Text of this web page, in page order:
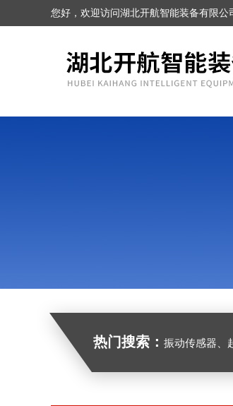
您好，欢迎访问湖北开航智能装备有限公
热门搜索： 振动传感器、起